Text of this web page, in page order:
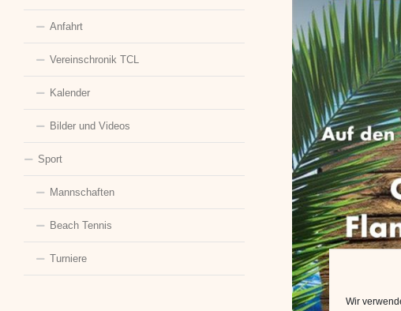
Wir
Anfahrt
Vereinschronik TCL
Kalender
Bilder und Videos
Sport
Mannschaften
Beach Tennis
Turniere